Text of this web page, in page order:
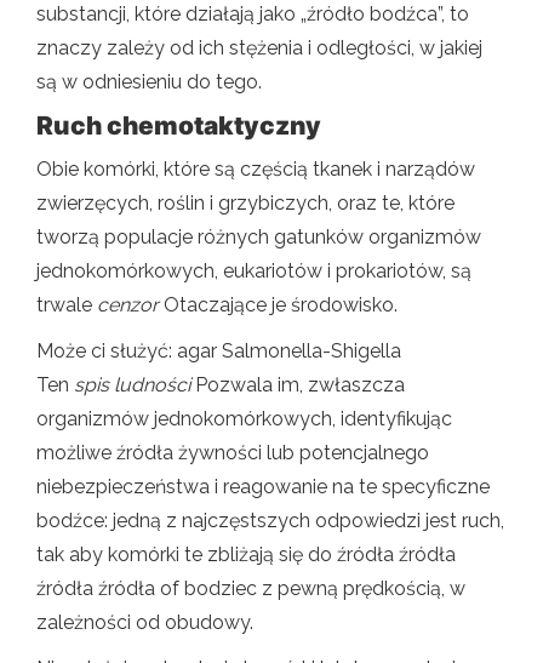
substancji, które działają jako „źródło bodźca”, to
znaczy zależy od ich stężenia i odległości, w jakiej
są w odniesieniu do tego.
Ruch chemotaktyczny
Obie komórki, które są częścią tkanek i narządów
zwierzęcych, roślin i grzybiczych, oraz te, które
tworzą populacje różnych gatunków organizmów
jednokomórkowych, eukariotów i prokariotów, są
trwale cenzorOtaczające je środowisko.
Może ci służyć: agar Salmonella-Shigella
Ten spis ludnościPozwala im, zwłaszcza
organizmów jednokomórkowych, identyfikując
możliwe źródła żywności lub potencjalnego
niebezpieczeństwa i reagowanie na te specyficzne
bodźce: jedną z najczęstszych odpowiedzi jest ruch,
tak aby komórki te zbliżają się do źródła źródła
źródła źródła of bodziec z pewną prędkością, w
zależności od obudowy.